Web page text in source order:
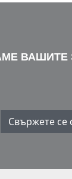
ВАШИТЕ
Свържете се